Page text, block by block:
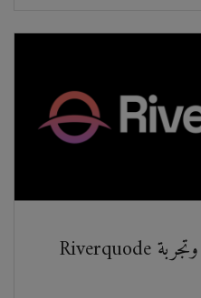
Riverquode في لمحة: الخدمات والميزات وتجربة